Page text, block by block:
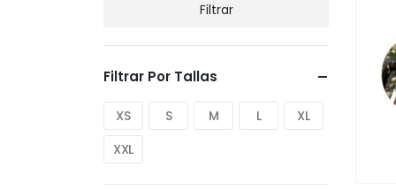
Filtrar
Filtrar Por Tallas
XS S M L
XL
XXL